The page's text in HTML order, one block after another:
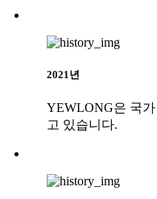
2021년
YEWLONG은 국
고 있습니다.